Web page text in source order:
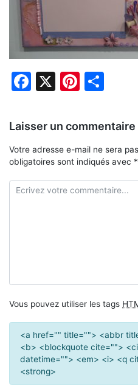
Facebook
X
Laisser un commentaire
Votre adresse e-mail ne sera
obligatoires sont indiqués avec *
Vous pouvez utiliser les tags
<a href="" title=""> <abbr
<b> <blockquote cite="">
datetime=""> <em> <i> <q
<strong>